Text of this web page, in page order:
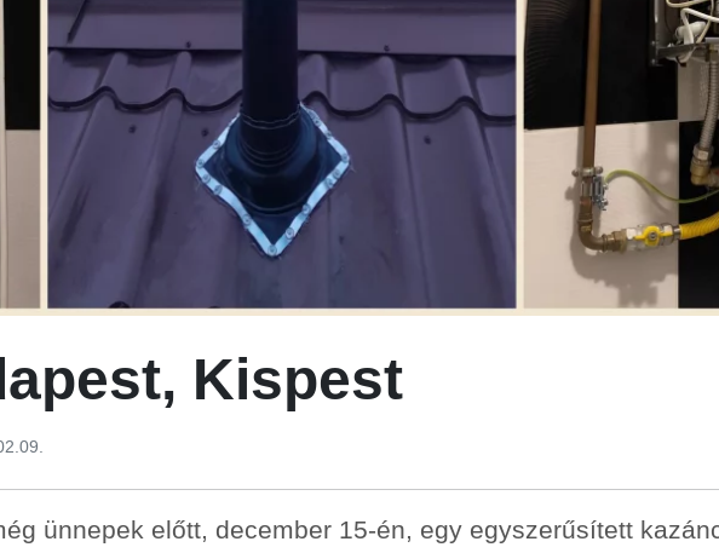
Kispest
ünnepek előtt, december 15-én, egy egyszerűsített